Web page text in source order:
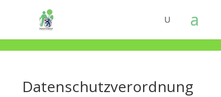
Datenschutzverordnung